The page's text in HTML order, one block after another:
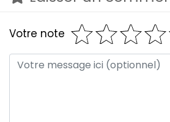
Votre note